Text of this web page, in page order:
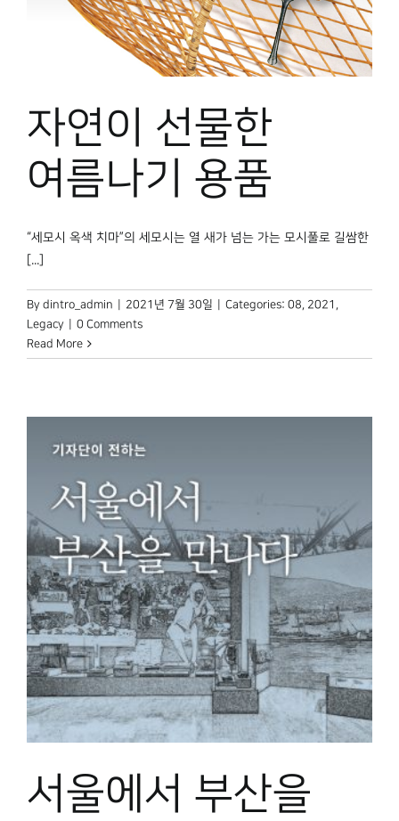
자연이 선물한
여름나기 용품
“세모시 옥색 치마”의 세모시는 열 새가 넘는 가는 모시풀로 길쌈한
[...]
By dintro_admin 2021년 7월 30일 Categories: 08, 2021 ,
Legacy
0 Comments
Read More
서울에서 부산을